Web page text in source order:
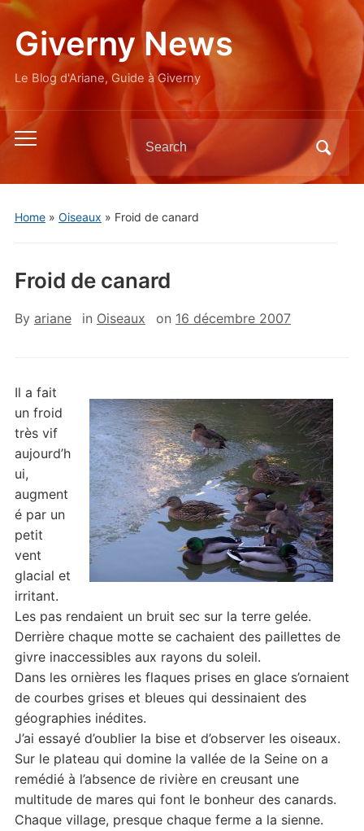
Giverny News
Le Blog d'Ariane, Guide à Giverny
Toggle
menu
Search
for:
Home» Oiseaux » Froid de canard
Froid de canard
By ariane in Oiseaux on 16 décembre 2007
Il a fait
un froid
très vif
aujourd’h
ui,
augment
é par un
petit
vent
glacial et
irritant.
Les pas rendaient un bruit sec sur la terre gelée.
Derrière chaque motte se cachaient des paillettes de
givre inaccessibles aux rayons du soleil.
Dans les ornières les flaques prises en glace s’ornaient
de courbes grises et bleues qui dessinaient des
géographies inédites.
J’ai essayé d’oublier la bise et d’observer les oiseaux.
Sur le plateau qui domine la vallée de la Seine on a
remédié à l’absence de rivière en creusant une
multitude de mares qui font le bonheur des canards.
Chaque village, presque chaque ferme a la sienne.